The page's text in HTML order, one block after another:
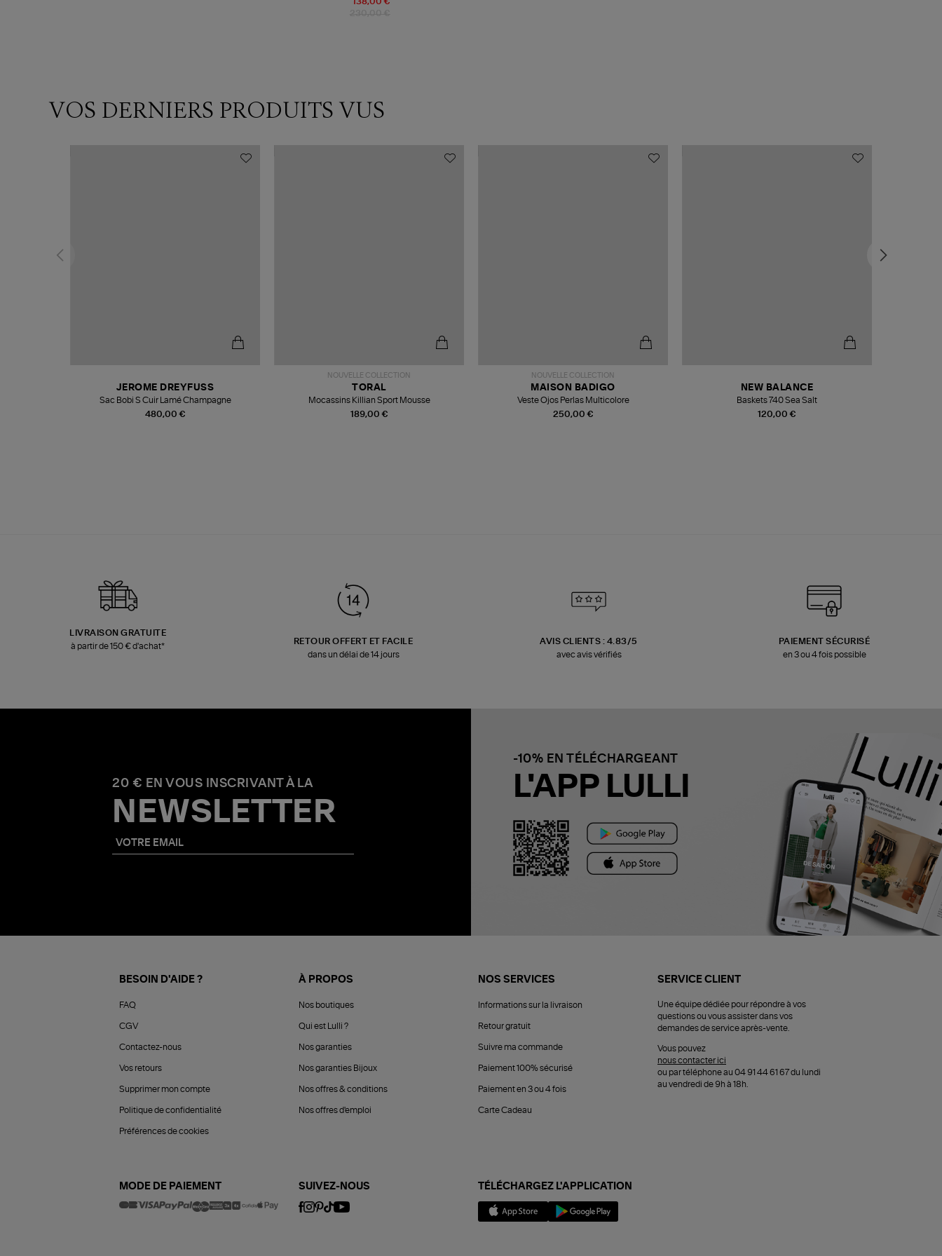
VOS DERNIERS PRODUITS VUS
480,00 €
JEROME DREYFUSS
Sac Bobi S Cuir Lamé Champagne
NOUVELLE COLLECTION
189,00 €
TORAL
Mocassins Killian Sport Mousse
NOUVELLE COLLECTION
250,00 €
MAISON BADIGO
Veste Ojos Perlas Multicolore
120,00 €
NEW BALANCE
Baskets 740 Sea Salt
LIVRAISON GRATUITE
à partir de 150 € d'achat*
RETOUR OFFERT ET FACILE
dans un délai de 14 jours
AVIS CLIENTS : 4.83/5
avec avis vérifiés
PAIEMENT SÉCURISÉ
en 3 ou 4 fois possible
20 € EN VOUS INSCRIVANT À LA
NEWSLETTER
-10% EN TÉLÉCHARGEANT
L'APP LULLI
BESOIN D'AIDE ?
FAQ
CGV
Contactez-nous
Vos retours
Supprimer mon compte
Politique de confidentialité
Préférences de cookies
À PROPOS
Nos boutiques
Qui est Lulli ?
Nos garanties
Nos garanties Bijoux
Nos offres & conditions
Nos offres d'emploi
NOS SERVICES
Informations sur la livraison
Retour gratuit
Suivre ma commande
Paiement 100% sécurisé
Paiement en 3 ou 4 fois
Carte Cadeau
SERVICE CLIENT
Une équipe dédiée pour répondre à vos
questions ou vous assister dans vos
demandes de service après-vente.
Vous pouvez
nous contacter ici
ou par téléphone au 04 91 44 61 67 du lundi
au vendredi de 9h à 18h.
MODE DE PAIEMENT SUIVEZ-NOUS TÉLÉCHARGEZ L'APPLICATION